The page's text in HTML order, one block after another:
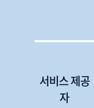
서비스 제공
자